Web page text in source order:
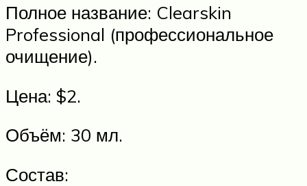
Полное название: Clearskin
Professional (профессиональное
очищение).
Цена: $2.
Объём: 30 мл.
Состав: